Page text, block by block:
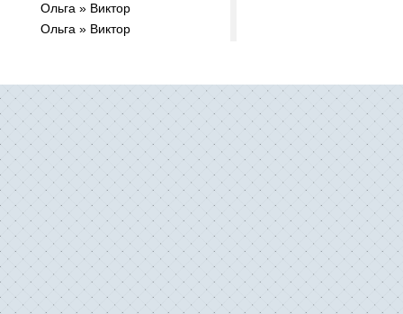
Ольга » Виктор
Ольга » Виктор